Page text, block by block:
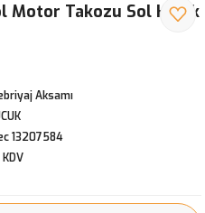
Motor Takozu Sol Kulak
Aksamı
13207584
KDV